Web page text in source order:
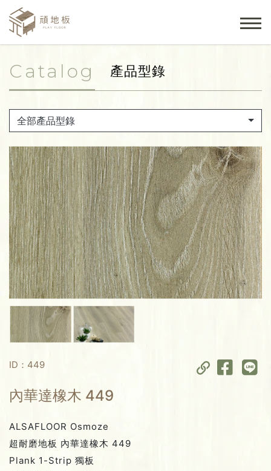
Catalog 產品型錄
全部產品型錄
ID：449
內華達橡木 449
ALSAFLOOR Osmoze
超耐磨地板 內華達橡木 449
Plank 1-Strip 獨板